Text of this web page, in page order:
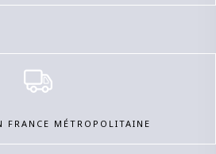
FRANCE MÉTROPOLITAINE